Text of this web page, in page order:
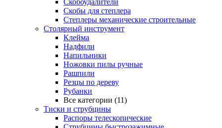
Скобоудалители
Скобы для степлера
Степлеры механические строительные
Столярный инструмент
Клейма
Надфили
Напильники
Ножовки пилы ручные
Рашпили
Резцы по дереву
Рубанки
Все категории (11)
Тиски и струбцины
Распоры телескопические